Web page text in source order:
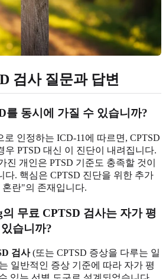
검사 질문과 답변
를 동시에 가질 수 있습니까?
로 인정하는 ICD-11에 따르면, CPTSD
우 PTSD 대신 이 진단이 내려집니다.
진 개인은 PTSD 기준도 충족할 것이
다. 핵심은 CPTSD 진단을 위한 추가
란"의 존재입니다.
무료 CPTSD 검사는 자가 평
습니까?
검사(또는 CPTSD 증상을 다루는 일
일반적인 증상 기준에 따라 자가 평